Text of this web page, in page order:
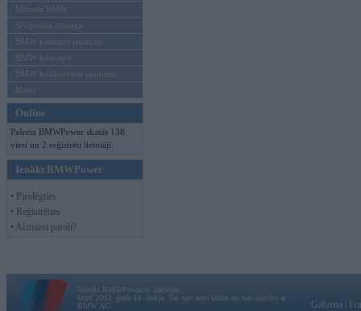
Mēneša BMW
Sērijveida tūnings
BMW pasaules jaunumi
BMW koncepti
BMW konkurentu jaunumi
Moto
Online
Pašreiz BMWPower skatās 138
viesi un 2 reģistrēti lietotāji.
Ienākt BMWPower
• Pieslēgties
• Reģistrēties
• Aizmirsi paroli?
Vortāls BMWPower.lv darbojas
kopš 2002. gada 14. maija. Tas nav auto klubs un nav saistīts ar
BMW AG.
Galvena